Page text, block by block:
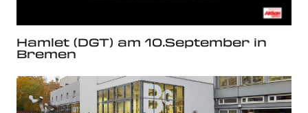
Hamlet (DGT) am 10.September in
Bremen